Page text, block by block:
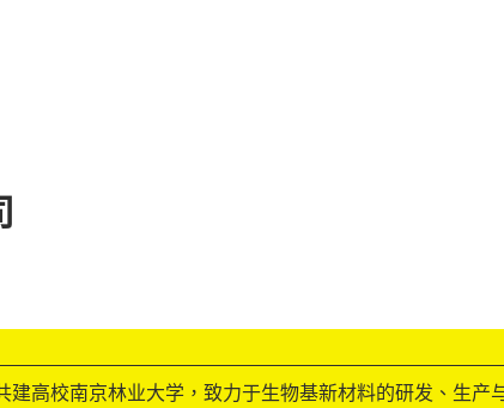
高校南京林业大学，致力于生物基新材料的研发、生